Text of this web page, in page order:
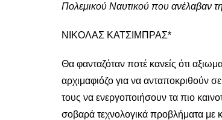
Πολεμικού Ναυτικού που ανέλαβαν
ΝΙΚΟΛΑΣ ΚΑΤΣΙΜΠΡΑΣ*
Θα φανταζόταν ποτέ κανείς ότι
αρχιμαφιόζο για να ανταποκριθούν
τους να ενεργοποιήσουν τα πιο
σοβαρά τεχνολογικά προβλήματα με